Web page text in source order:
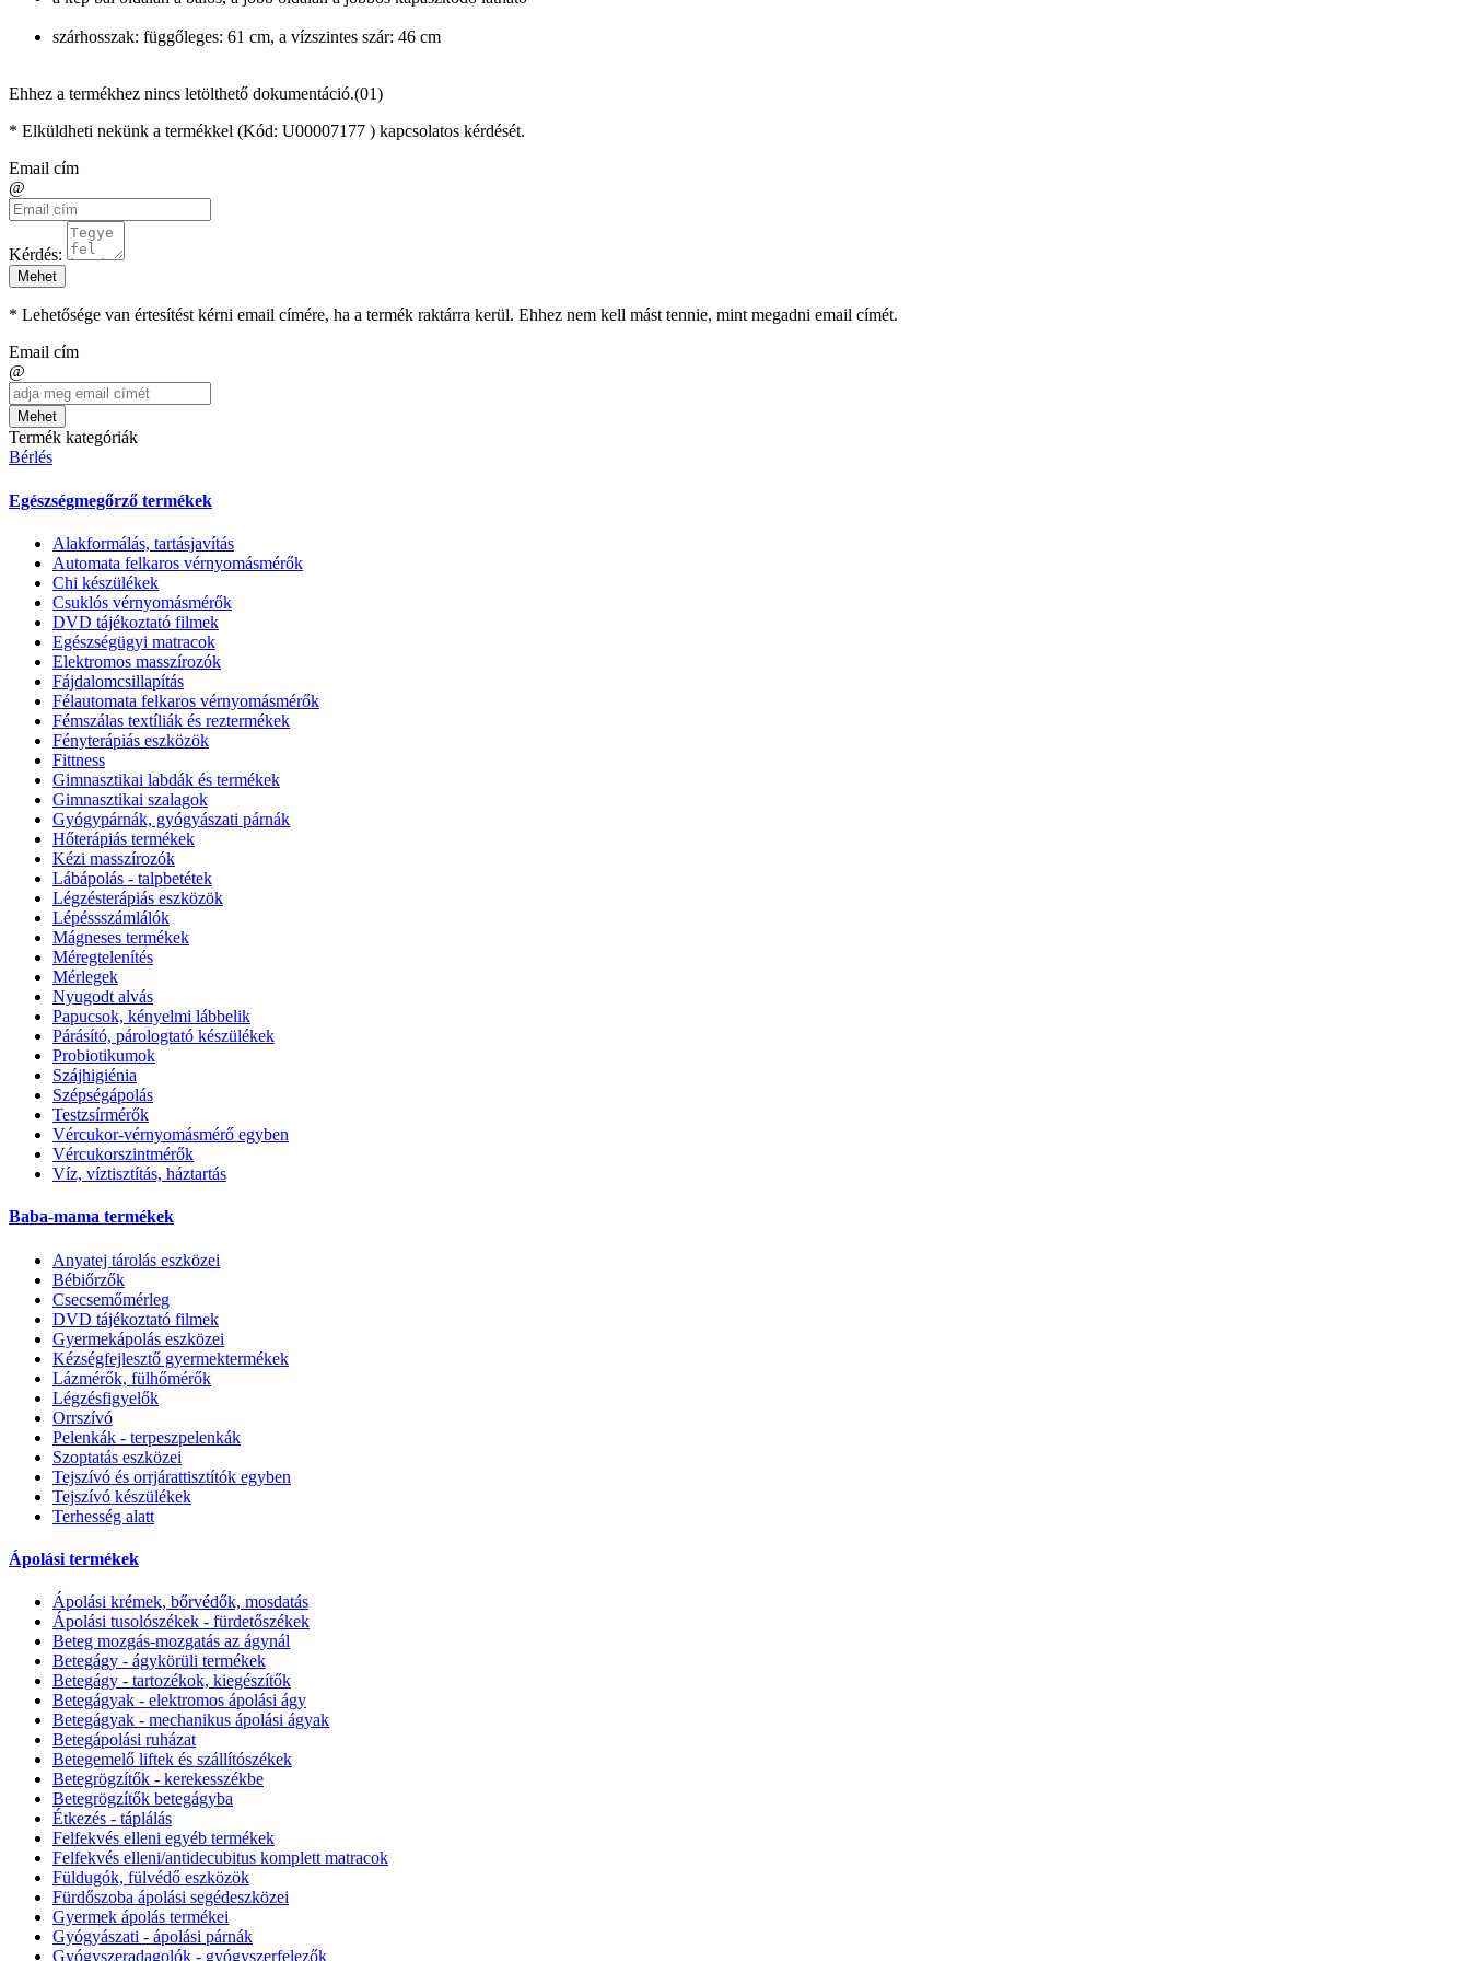
szárhosszak: függőleges: 61 cm, a vízszintes szár: 46 cm
Ehhez a termékhez nincs letölthető dokumentáció.(01)
* Elküldheti nekünk a termékkel (Kód: U00007177 ) kapcsolatos kérdését.
Email cím
@
Kérdés:
Mehet
* Lehetősége van értesítést kérni email címére, ha a termék raktárra kerül. Ehhez nem kell mást tennie, mint megadni email címét.
Email cím
@
Mehet
Termék kategóriák
Bérlés
Egészségmegőrző termékek
Alakformálás, tartásjavítás
Automata felkaros vérnyomásmérők
Chi készülékek
Csuklós vérnyomásmérők
DVD tájékoztató filmek
Egészségügyi matracok
Elektromos masszírozók
Fájdalomcsillapítás
Félautomata felkaros vérnyomásmérők
Fémszálas textíliák és reztermékek
Fényterápiás eszközök
Fittness
Gimnasztikai labdák és termékek
Gimnasztikai szalagok
Gyógypárnák, gyógyászati párnák
Hőterápiás termékek
Kézi masszírozók
Lábápolás - talpbetétek
Légzésterápiás eszközök
Lépéssszámlálók
Mágneses termékek
Méregtelenítés
Mérlegek
Nyugodt alvás
Papucsok, kényelmi lábbelik
Párásító, párologtató készülékek
Probiotikumok
Szájhigiénia
Szépségápolás
Testzsírmérők
Vércukor-vérnyomásmérő egyben
Vércukorszintmérők
Víz, víztisztítás, háztartás
Baba-mama termékek
Anyatej tárolás eszközei
Bébiőrzők
Csecsemőmérleg
DVD tájékoztató filmek
Gyermekápolás eszközei
Kézségfejlesztő gyermektermékek
Lázmérők, fülhőmérők
Légzésfigyelők
Orrszívó
Pelenkák - terpeszpelenkák
Szoptatás eszközei
Tejszívó és orrjárattisztítók egyben
Tejszívó készülékek
Terhesség alatt
Ápolási termékek
Ápolási krémek, bőrvédők, mosdatás
Ápolási tusolószékek - fürdetőszékek
Beteg mozgás-mozgatás az ágynál
Betegágy - ágykörüli termékek
Betegágy - tartozékok, kiegészítők
Betegágyak - elektromos ápolási ágy
Betegágyak - mechanikus ápolási ágyak
Betegápolási ruházat
Betegemelő liftek és szállítószékek
Betegrögzítők - kerekesszékbe
Betegrögzítők betegágyba
Étkezés - táplálás
Felfekvés elleni egyéb termékek
Felfekvés elleni/antidecubitus komplett matracok
Füldugók, fülvédő eszközök
Fürdőszoba ápolási segédeszközei
Gyermek ápolás termékei
Gyógyászati - ápolási párnák
Gyógyszeradagolók - gyógyszerfelezők